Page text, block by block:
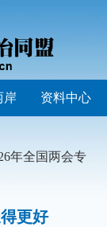
岸 资料中心
年全国两会专
更好